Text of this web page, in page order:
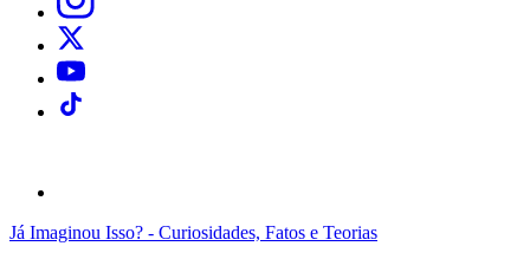
Já Imaginou Isso? - Curiosidades, Fatos e Teorias